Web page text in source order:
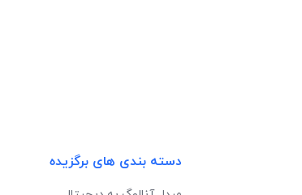
دسته بندی های برگزیده